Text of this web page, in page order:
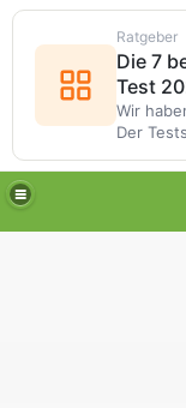
Ratgeber
Die 7
Test
Wir
Der